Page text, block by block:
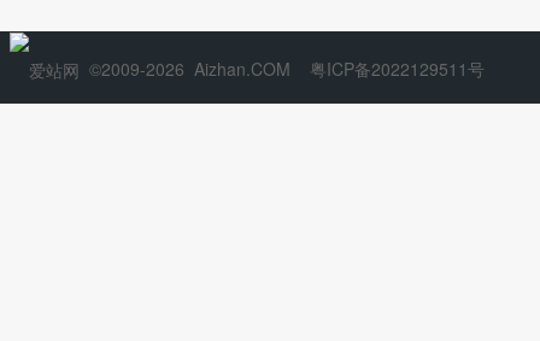
©2009-2026 Aizhan.COM 粤ICP备2022129511号